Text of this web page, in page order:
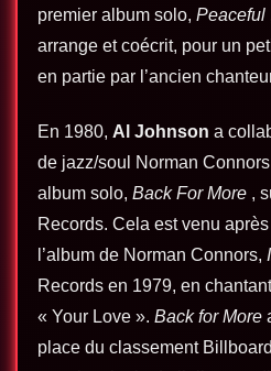
premier album solo, Peaceful
arrange et coécrit, pour un
en partie par l’ancien
En 1980, Al Johnson a
de jazz/soul Norman
album solo, Back For More ,
Records. Cela est venu
l’album de Norman Connors,
Records en 1979, en
« Your Love ». Back for More
place du classement